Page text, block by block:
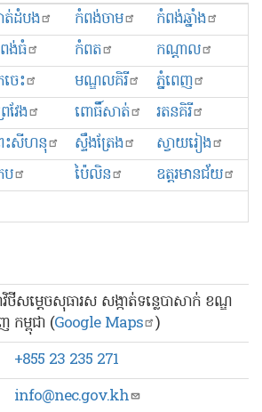
ត់ដំបង កំពង់ចាម
កំពង់ឆ្នាំង
ង់ធំ កំពត
កណ្ដាល
ចេះ មណ្ឌលគិរី
ភ្នំពេញ
វែង ពោធិ៍សាត់
រតនគិរី
ះសីហនុ ស្ទឹងត្រែង
ស្វាយរៀង
ប ប៉ៃលិន
ឧត្ដរមានជ័យ
ថីសម្ដេចសុធារស សង្កាត់ទន្លេបាសាក់ ខណ្ឌ
កម្ពុជា (Google Maps )
+855 23 235 271
info@nec.gov.kh